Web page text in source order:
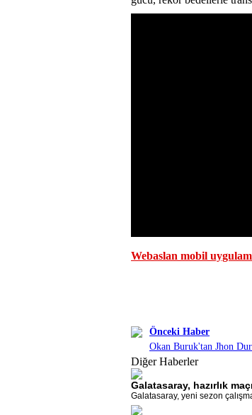
Webaslan mobil
Önceki Haber
Okan Buruk'tan Jhon
Diğer Haberler
Galatasaray, hazırlık
Galatasaray, yeni sezon